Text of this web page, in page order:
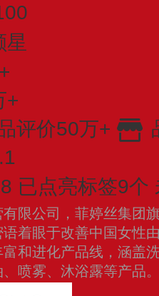
星
+
评价50万+
已点亮标签9个
有限公司，菲婷丝集团
着眼于改善中国女性
和进化产品线，涵盖
喷雾、沐浴露等产品